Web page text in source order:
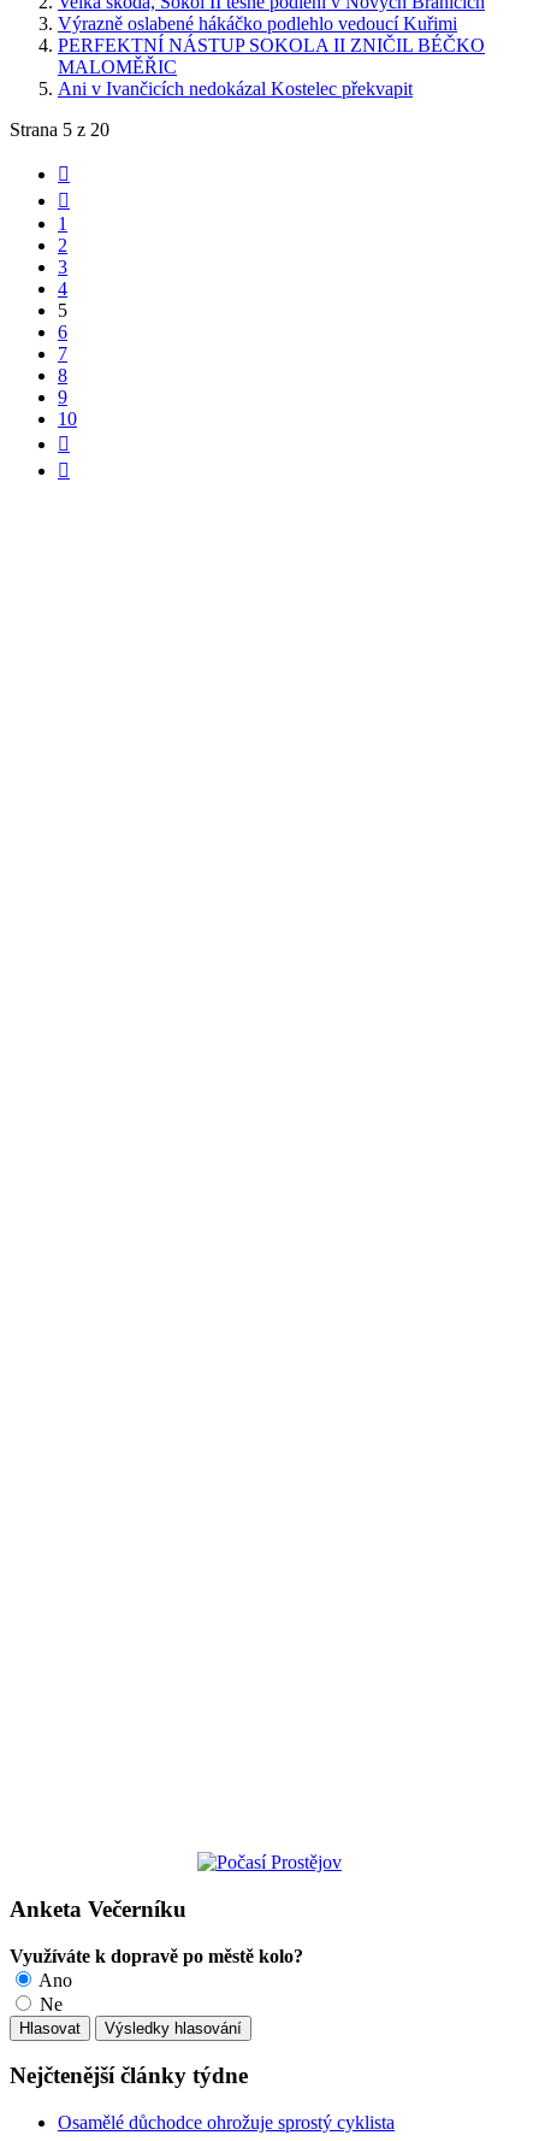
Výrazně oslabené hákáčko podlehlo vedoucí Kuřimi
PERFEKTNÍ NÁSTUP SOKOLA II ZNIČIL BÉČKO
MALOMĚŘIC
Ani v Ivančicích nedokázal Kostelec překvapit
Strana 5 z 20
1
2
3
4
5
6
7
8
9
10
Anketa Večerníku
Využíváte k dopravě po městě kolo?
Ano
Ne
Nejčtenější články týdne
Osamělé důchodce ohrožuje sprostý cyklista